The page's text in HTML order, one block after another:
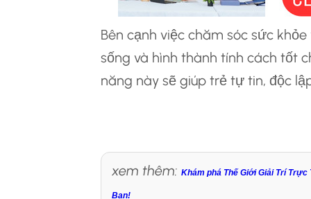
Bên cạnh việc chăm sóc sức
sống và hình thành tính cách tốt
năng này sẽ giúp trẻ tự tin, độc
xem thêm: Khám phá Thế Giới Giải Trí
Bạn!